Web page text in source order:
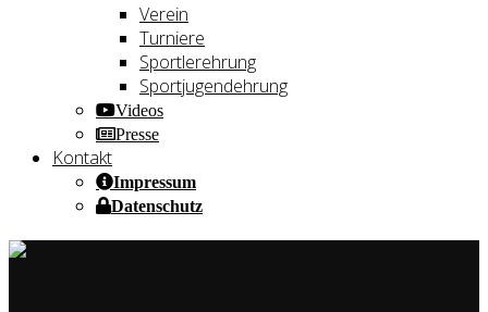
Verein
Turniere
Sportlerehrung
Sportjugendehrung
Videos
Presse
Kontakt
Impressum
Datenschutz